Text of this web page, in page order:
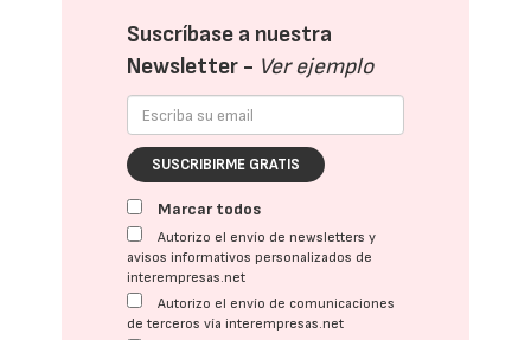
Suscríbase a nuestra
Newsletter - Ver ejemplo
SUSCRIBIRME GRATIS
Marcar todos
Autorizo el envío de newsletters y
avisos informativos personalizados de
interempresas.net
Autorizo el envío de comunicaciones
de terceros vía interempresas.net